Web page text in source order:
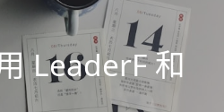
LeaderF 和